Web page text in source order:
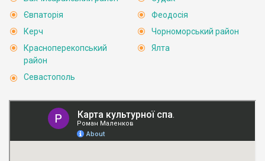
Євпаторія
Керч
Красноперекопський
район
Севастополь
Феодосія
Чорноморський район
Ялта